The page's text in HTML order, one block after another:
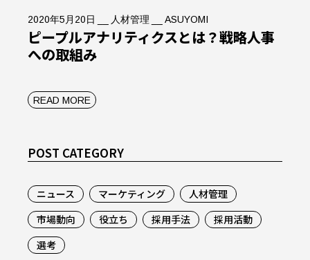
2020年5月20日 人材管理 ASUYOMI
ピープルアナリティクスとは？戦略人事
への取組み
READ MORE
POST CATEGORY
ニュース マーケティング
人材管理
市場動向
役立ち 採用手法
採用活動
選考